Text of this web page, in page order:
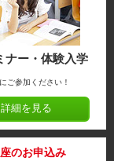
ナー・体験入学
ご参加ください！
細を見る
のお申込み